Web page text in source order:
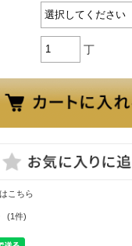
丁
こちら
(1件)